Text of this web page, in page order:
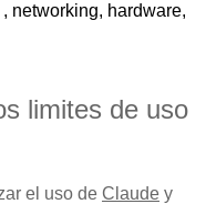
networking, hardware,
limites de uso
el uso de Claude y